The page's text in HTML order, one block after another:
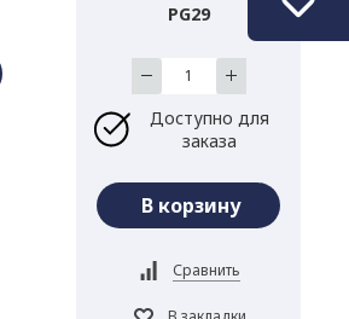
PG29
Доступно для
заказа